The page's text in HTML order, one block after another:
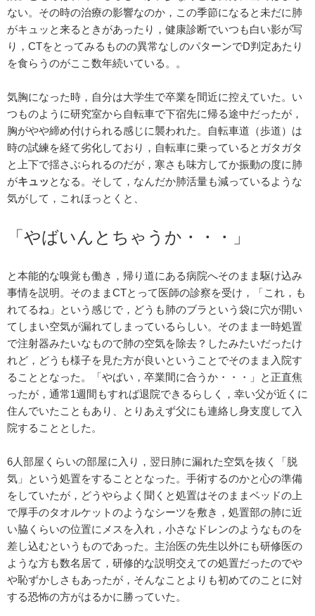
ない。その時の治療の影響なのか，この季節になると未だに肺
がキュッと来るときがあったり，健康診断でいつも白い影が写
り，CTをとってみるものの異常なしのパターンでD判定あたり
を食らうのがここ数年続いている。。
気胸になった時，自分は大学生で卒業を間近に控えていた。い
つものように研究室から自転車で下宿先に帰る途中だったが，
胸がやや締め付けられる感じに襲われた。自転車道（歩道）は
時の試練を経て劣化しており，自転車に乗っているとガタガタ
と上下で揺さぶられるのだが，寒さも味方してか振動の度に肺
がキュッ となる。そして，なんだか肺活量も減っているような
気がして，これほっとくと、
「やばいんとちゃうか・・・」
と本能的な嗅覚も働き，帰り道にある病院へそのまま駆け込み
事情を説明。そのままCTとって医師の診察を受け，「これ，も
れてるね」という感じで，どうも肺のブラという袋に穴が開い
てしまい空気が漏れてしまっているらしい。そのまま一時処置
で注射器みたいなもので肺の空気を除去？したみたいだったけ
れど，どうも様子を見た方が良いということでそのまま入院す
ることとなった。「やばい，卒業間に合うか・・・」と正直焦
ったが，通常1週間もすれば退院できるらしく，幸い父が近くに
住んでいたこともあり、とりあえず父にも連絡し身支度して入
院することとした。
6人部屋くらいの部屋に入り，翌日 肺に漏れた空気を抜く「脱
気」という処置をすることとなった。手術するのかと心の準備
をしていたが，どうやらよく聞くと処置はそのままベッドの上
で厚手のタオルケットのようなシーツを敷き，処置部の肺に近
い脇くらいの位置にメスを入れ，小さなドレンのようなものを
差し込むというものであった。主治医の先生以外にも研修医の
ような方も数名居て，研修的な説明交えての処置だったのでや
や恥ずかしさもあったが，そんなことよりも初めてのことに対
する恐怖の方がはるかに勝っていた。